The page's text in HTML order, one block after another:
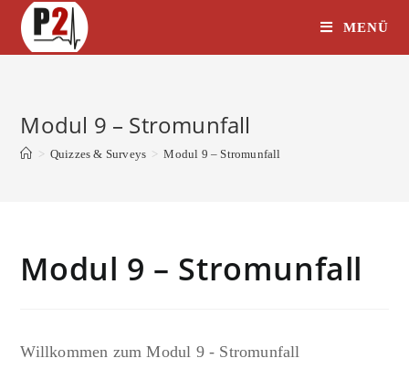
Zum
Inhalt
springen
MENÜ
Modul 9 – Stromunfall
> Quizzes & Surveys > Modul 9 – Stromunfall
Modul 9 – Stromunfall
Willkommen zum Modul 9 - Stromunfall